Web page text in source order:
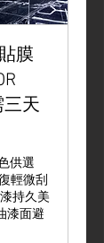
膜
三天
供選
輕微刮
持久美
漆面避